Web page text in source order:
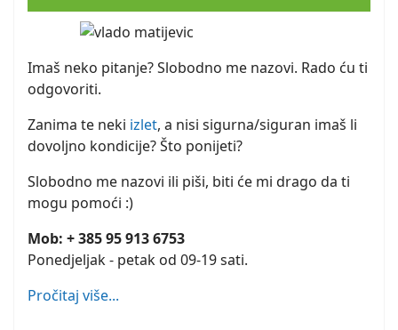
Imaš neko pitanje? Slobodno me nazovi. Rado ću ti
odgovoriti.
Zanima te neki izlet, a nisi sigurna/siguran imaš li
dovoljno kondicije? Što ponijeti?
Slobodno me nazovi ili piši, biti će mi drago da ti
mogu pomoći :)
Mob: + 385 95 913 6753
Ponedjeljak - petak od 09-19 sati.
Pročitaj više...